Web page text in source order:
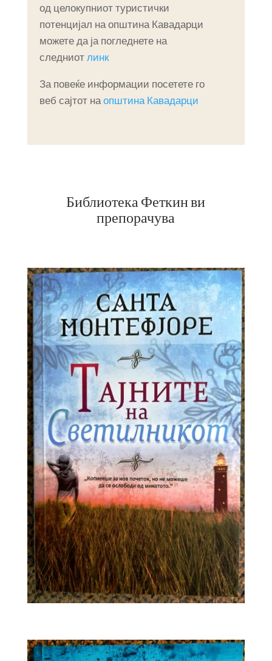
од целокупниот туристички
потенцијал на општина Кавадарци
можете да ја погледнете на
следниотлинк
За повеќе информации посетете го
веб сајтот наопштина Кавадарци
Библиотека Феткин ви
препорачува